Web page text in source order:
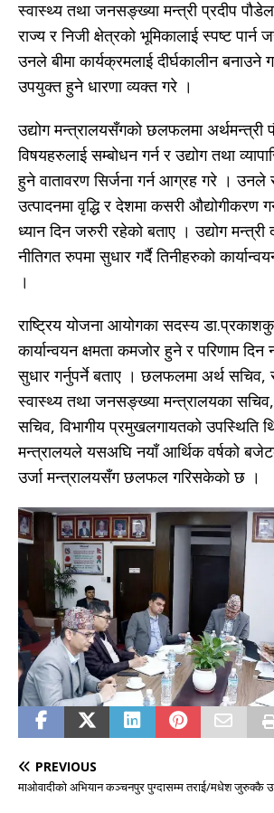
स्वास्थ्य तथा जनसङ्ख्या मन्त्री प्रदीप
राज्य र निजी क्षेत्रको भूमिकालाई स्पष्ट पार्न
उनले बीमा कार्यक्रमलाई दीर्घकालीन बनाउने
उपयुक्त हुने धारणा व्यक्त गरे ।
उद्योग मन्त्रालयसँगको छलफलमा अर्थमन्त्री
विषयहरुलाई सम्बोधन गर्न र उद्योग तथा
हुने वातावरण सिर्जना गर्न आग्रह गरे । उनले
उत्पादनमा वृद्धि र देशमा कसरी औद्योगीकरण
ध्यान दिन जरुरी रहेको बताए । उद्योग मन्त्री
नीतिगत रुपमा सुधार गर्दै तिनीहरुको
।
राष्ट्रिय योजना आयोगका सदस्य
कार्यान्वयन क्षमता कमजोर हुने र परिणाम
सुधार गर्नुपर्ने बताए । छलफलमा अर्थ सचिव,
स्वास्थ्य तथा जनसङ्ख्या मन्त्रालयका सचिव,
सचिव, विभागीय प्रमुखलगायतको उपस्थिति
मन्त्रालयले यसअघि नयाँ आर्थिक वर्षको
उर्जा मन्त्रालयसँग छलफल गरिसकेको छ ।
PREVIOUS
माओवादीको अभियान कञ्चनपुर पुग्दासम्म तराई/मधेश जुरुक्कै